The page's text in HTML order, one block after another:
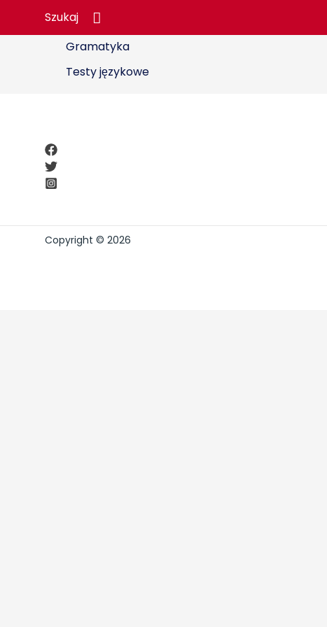
Szukaj Szukaj
Słownictwo
Gramatyka
Testy językowe
Copyright © 2026